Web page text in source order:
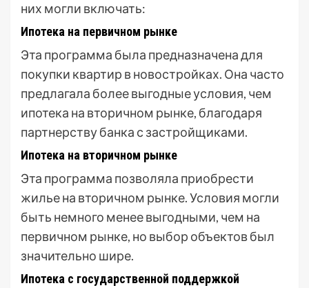
них могли включать:
Ипотека на первичном рынке
Эта программа была предназначена для
покупки квартир в новостройках. Она часто
предлагала более выгодные условия, чем
ипотека на вторичном рынке, благодаря
партнерству банка с застройщиками.
Ипотека на вторичном рынке
Эта программа позволяла приобрести
жилье на вторичном рынке. Условия могли
быть немного менее выгодными, чем на
первичном рынке, но выбор объектов был
значительно шире.
Ипотека с государственной поддержкой